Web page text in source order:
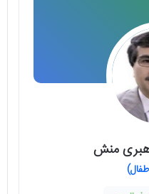
منش